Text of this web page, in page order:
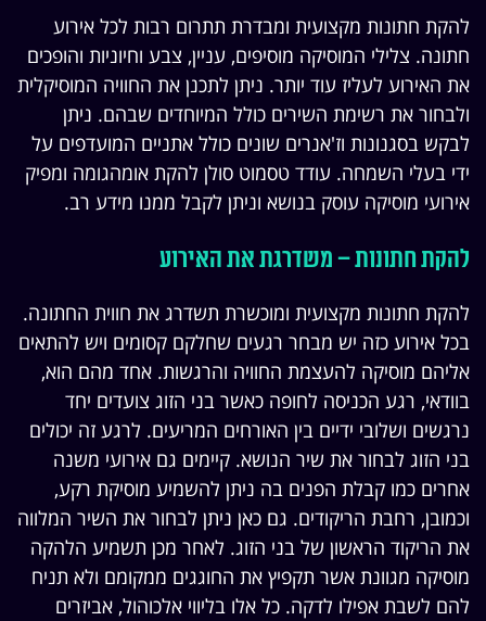
להקת חתונות מקצועית ומבדרת תתרום רבות לכל אירוע
חתונה. צלילי המוסיקה מוסיפים, עניין, צבע וחיוניות והופכים
את האירוע לעליז עוד יותר. ניתן לתכנן את החוויה המוסיקלית
ולבחור את רשימת השירים כולל המיוחדים שבהם. ניתן
לבקש בסגנונות וז'אנרים שונים כולל אתניים המועדפים על
ידי בעלי השמחה. עודד טסמוט סולן להקת אומהגומה ומפיק
אירועי מוסיקה עוסק בנושא וניתן לקבל ממנו מידע רב.
להקת חתונות – משדרגת את האירוע
להקת חתונות מקצועית ומוכשרת תשדרג את חווית החתונה.
בכל אירוע כזה יש מבחר רגעים שחלקם קסומים ויש להתאים
אליהם מוסיקה להעצמת החוויה והרגשות. אחד מהם הוא,
בוודאי, רגע הכניסה לחופה כאשר בני הזוג צועדים יחד
נרגשים ושלובי ידיים בין האורחים המריעים. לרגע זה יכולים
בני הזוג לבחור את שיר הנושא. קיימים גם אירועי משנה
אחרים כמו קבלת הפנים בה ניתן להשמיע מוסיקת רקע,
וכמובן, רחבת הריקודים. גם כאן ניתן לבחור את השיר המלווה
את הריקוד הראשון של בני הזוג. לאחר מכן תשמיע הלהקה
מוסיקה מגוונת אשר תקפיץ את החוגגים ממקומם ולא תניח
להם לשבת אפילו לדקה. כל אלו בליווי אלכוהול, אביזרים